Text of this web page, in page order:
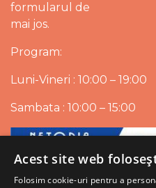
formularul de
mai jos.
Program:
Luni-Vineri : 10:00 – 19:00
Sambata : 10:00 – 15:00
Acest site web
Folosim cookie-uri pentru a